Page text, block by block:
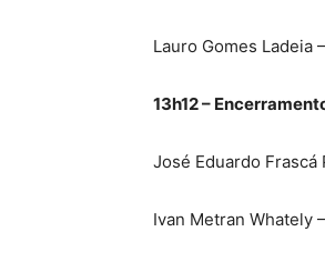
Lauro Gomes Ladeia
13h12 –
José Eduardo
Ivan Metran Whately